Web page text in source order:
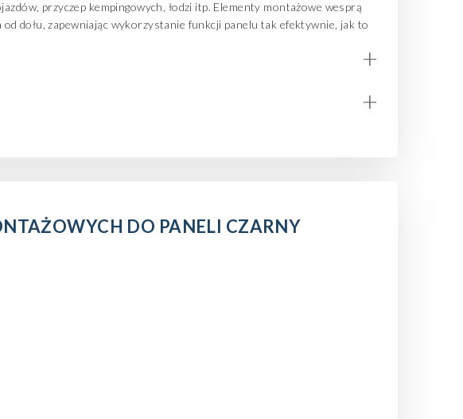
przyczep kempingowych, łodzi itp. Elementy montażowe wesprą
dołu, zapewniając wykorzystanie funkcji panelu tak efektywnie, jak to
+
+
DO PANELI CZARNY